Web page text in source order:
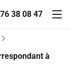
38 08 47
à